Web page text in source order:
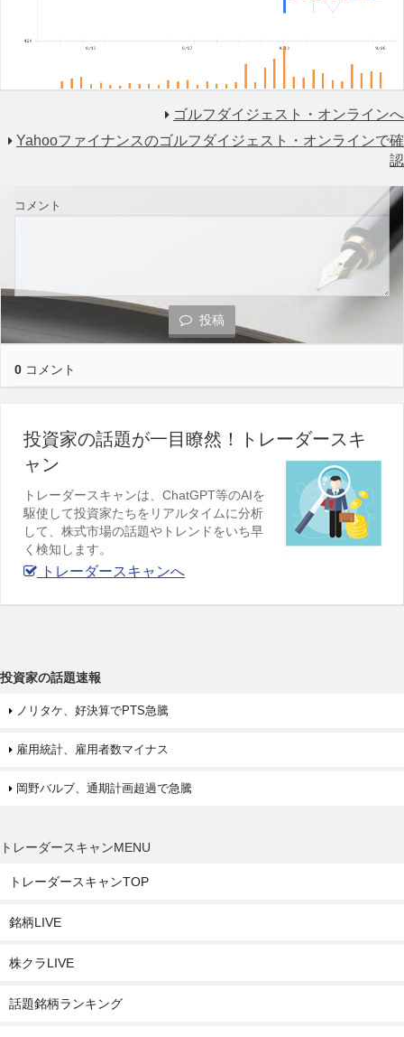
ゴルフダイジェスト・オンラインへ
Yahooファイナンスのゴルフダイジェスト・オンラインで確
認
コメント
投稿
0 コメント
投資家の話題が一目瞭然！トレーダースキ
ャン
トレーダースキャンは、ChatGPT等のAIを
駆使して投資家たちをリアルタイムに分析
して、株式市場の話題やトレンドをいち早
く検知します。
トレーダースキャンへ
投資家の話題速報
ノリタケ、好決算でPTS急騰
雇用統計、雇用者数マイナス
岡野バルブ、通期計画超過で急騰
トレーダースキャンMENU
トレーダースキャンTOP
銘柄LIVE
株クラLIVE
話題銘柄ランキング